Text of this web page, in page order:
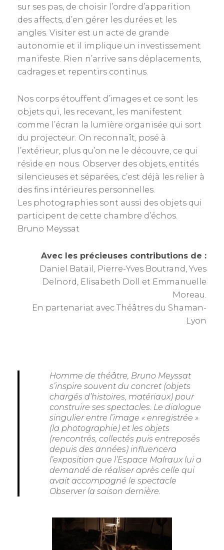
sur ses pas, de choisir l’ordre d’apparition
des affects, d’en gérer les durées et les
angles. Visiter est un acte de grande
autonomie et il implique un investissement
manifeste. Rien n’arrive sans déplacements,
cadrages et repentirs continus.
Nos corps étouffent d’images et ce sont les
objets qui, les recevant, les manifestent
comme l’écran la lumière organisée qui sort
du projecteur. On reconnaît, posé à
l’extérieur, plus qu’on ne le découvre, ce qui
réside en nous. Observer des objets, entités
silencieuses et séparées, c’est déjà les relier à
des fins intérieures personnelles.
Les photographies sont aussi des objets qui
participent de cette chambre d’échos.
Bruno Meyssat
Avec les précieuses contributions de :
Daniel Batail, Pierre-Yves Boutrand, Yves
Delnord, Elisabeth Doll et Emmanuelle
Moreau.
En partenariat avec Théâtres du Shaman-
Lyon
Homme de théâtre, Bruno Meyssat
s’inspire souvent du concret (objets
chargés d’histoires, matériaux) pour
construire ses spectacles. Le dialogue
singulier entre l’image « enregistrée »
(la photographie) et les objets
(rencontrés, collectés puis entreposés
depuis des années) influencera
l’exposition que l’Espace Malraux lui a
demandé de réaliser après celle qui
avait accompagné le spectacle
Observer la saison dernière.